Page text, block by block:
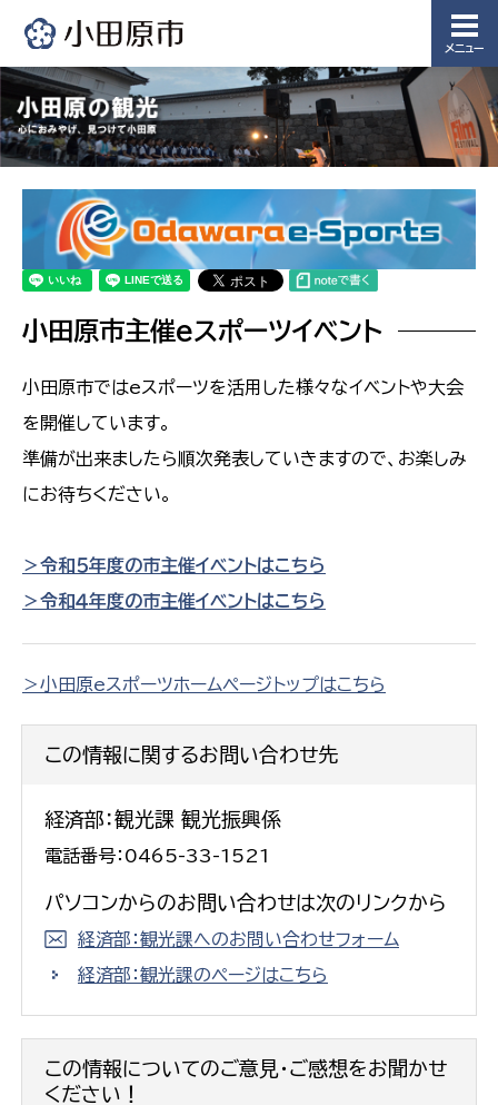
メニュー
小田原市主催eスポーツイベント
小田原市ではeスポーツを活用した様々なイベントや大会
を開催しています。
準備が出来ましたら順次発表していきますので、お楽しみ
にお待ちください。
＞令和５年度の市主催イベントはこちら
＞令和４年度の市主催イベントはこちら
＞小田原eスポーツホームページトップはこちら
この情報に関するお問い合わせ先
経済部：観光課 観光振興係
電話番号：0465-33-1521
パソコンからのお問い合わせは次のリンクから
経済部：観光課へのお問い合わせフォーム
経済部：観光課のページはこちら
この情報についてのご意見・ご感想をお聞かせ
ください！